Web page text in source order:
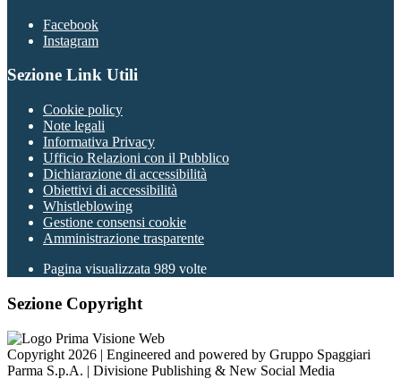
Facebook
Instagram
Sezione Link Utili
Cookie policy
Note legali
Informativa Privacy
Ufficio Relazioni con il Pubblico
Dichiarazione di accessibilità
Obiettivi di accessibilità
Whistleblowing
Gestione consensi cookie
Amministrazione trasparente
Pagina visualizzata 989 volte
Sezione Copyright
Copyright 2026 | Engineered and powered by Gruppo Spaggiari
Parma S.p.A. | Divisione Publishing & New Social Media